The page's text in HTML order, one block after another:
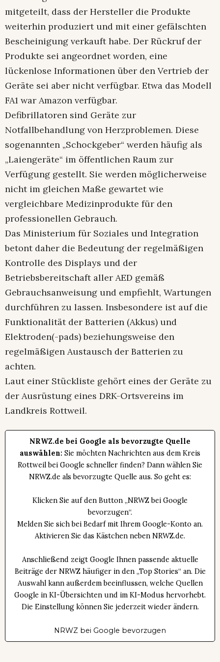
mitgeteilt, dass der Hersteller die Produkte
weiterhin produziert und mit einer gefälschten
Bescheinigung verkauft habe. Der Rückruf der
Produkte sei angeordnet worden, eine
lückenlose Informationen über den Vertrieb der
Geräte sei aber nicht verfügbar. Etwa das Modell
FA1 war Amazon verfügbar.
Defibrillatoren sind Geräte zur
Notfallbehandlung von Herzproblemen. Diese
sogenannten „Schockgeber“ werden häufig als
„Laiengeräte“ im öffentlichen Raum zur
Verfügung gestellt. Sie werden möglicherweise
nicht im gleichen Maße gewartet wie
vergleichbare Medizinprodukte für den
professionellen Gebrauch.
Das Ministerium für Soziales und Integration
betont daher die Bedeutung der regelmäßigen
Kontrolle des Displays und der
Betriebsbereitschaft aller AED gemäß
Gebrauchsanweisung und empfiehlt, Wartungen
durchführen zu lassen. Insbesondere ist auf die
Funktionalität der Batterien (Akkus) und
Elektroden(-pads) beziehungsweise den
regelmäßigen Austausch der Batterien zu
achten.
Laut einer Stückliste gehört eines der Geräte zu
der Ausrüstung eines DRK-Ortsvereins im
Landkreis Rottweil.
NRWZ.de bei Google als bevorzugte Quelle
auswählen: Sie möchten Nachrichten aus dem Kreis
Rottweil bei Google schneller finden? Dann wählen Sie
NRWZ.de als bevorzugte Quelle aus. So geht es:
Klicken Sie auf den Button „NRWZ bei Google
bevorzugen“.
Melden Sie sich bei Bedarf mit Ihrem Google-Konto an.
Aktivieren Sie das Kästchen neben NRWZ.de.
Anschließend zeigt Google Ihnen passende aktuelle
Beiträge der NRWZ häufiger in den „Top Stories“ an. Die
Auswahl kann außerdem beeinflussen, welche Quellen
Google in KI-Übersichten und im KI-Modus hervorhebt.
Die Einstellung können Sie jederzeit wieder ändern.
NRWZ bei Google bevorzugen